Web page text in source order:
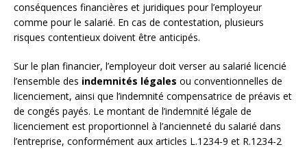
conséquences financières et juridiques pour l’employeur
comme pour le salarié. En cas de contestation, plusieurs
risques contentieux doivent être anticipés.
Sur le plan financier, l’employeur doit verser au salarié licencié
l’ensemble des indemnités légales ou conventionnelles de
licenciement, ainsi que l’indemnité compensatrice de préavis et
de congés payés. Le montant de l’indemnité légale de
licenciement est proportionnel à l’ancienneté du salarié dans
l’entreprise, conformément aux articles L.1234-9 et R.1234-2